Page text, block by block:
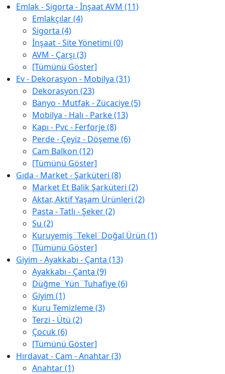
Emlak - Sigorta - İnşaat AVM (11)
Emlakçılar (4)
Sigorta (4)
İnşaat - Site Yönetimi (0)
AVM - Çarşı (3)
[Tümünü Göster]
Ev - Dekorasyon - Mobilya (31)
Dekorasyon (23)
Banyo - Mutfak - Zücaciye (5)
Mobilya - Halı - Parke (13)
Kapı - Pvc - Ferforje (8)
Perde - Çeyiz - Döşeme (6)
Cam Balkon (12)
[Tümünü Göster]
Gıda - Market - Şarküteri (8)
Market Et Balik Şarküteri (2)
Aktar, Aktif Yaşam Ürünleri (2)
Pasta - Tatlı - Şeker (2)
Su (2)
Kuruyemiş¨Tekel¨Doğal Ürün (1)
[Tümünü Göster]
Giyim - Ayakkabı - Çanta (13)
Ayakkabı - Çanta (9)
Düğme¨Yün¨Tuhafiye (6)
Giyim (1)
Kuru Temizleme (3)
Terzi - Ütü (2)
Çocuk (6)
[Tümünü Göster]
Hırdavat - Cam - Anahtar (3)
Anahtar (1)